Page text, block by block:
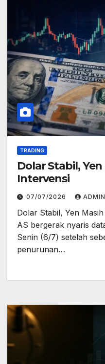
TRADING
Dolar Stabil,
Intervensi
07/07/2026
Dolar Stabil, Yen
AS bergerak nyaris
Senin (6/7) setelah
penurunan…